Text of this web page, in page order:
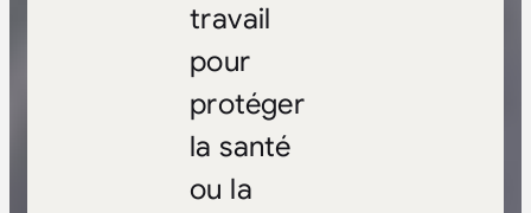
travail
pour
protéger
la santé
ou la